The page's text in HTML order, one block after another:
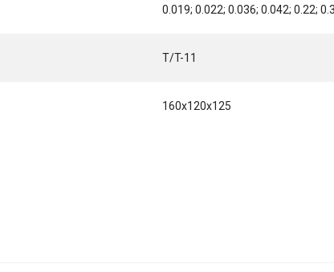
0.019; 0.022; 0.036; 0.042; 0.22;
T/T-11
160х120х125